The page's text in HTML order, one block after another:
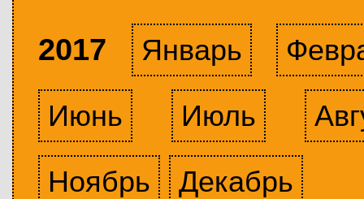
2017 Январь
Июнь
Июль
Ноябрь
Декабрь